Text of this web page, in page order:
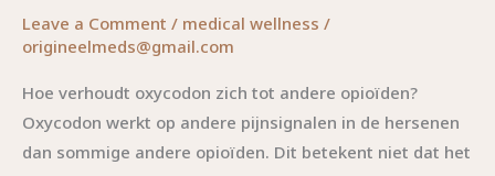
Leave a Comment / medical wellness /
origineelmeds@gmail.com
Hoe verhoudt oxycodon zich tot andere opioïden?
Oxycodon werkt op andere pijnsignalen in de hersenen
dan sommige andere opioïden. Dit betekent niet dat het